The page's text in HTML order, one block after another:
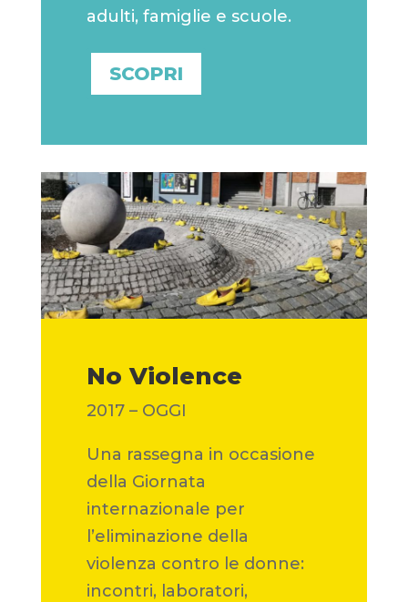
adulti, famiglie e scuole.
SCOPRI
No Violence
2017 – OGGI
Una rassegna in occasione
della Giornata
internazionale per
l’eliminazione della
violenza contro le donne:
incontri, laboratori,